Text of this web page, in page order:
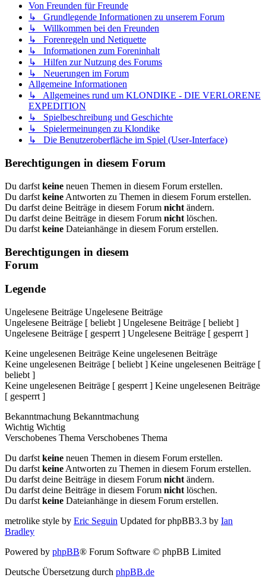
Von Freunden für Freunde
↳ Grundlegende Informationen zu unserem Forum
↳ Willkommen bei den Freunden
↳ Forenregeln und Netiquette
↳ Informationen zum Foreninhalt
↳ Hilfen zur Nutzung des Forums
↳ Neuerungen im Forum
Allgemeine Informationen
↳ Allgemeines rund um KLONDIKE - DIE VERLORENE
EXPEDITION
↳ Spielbeschreibung und Geschichte
↳ Spielermeinungen zu Klondike
↳ Die Benutzeroberfläche im Spiel (User-Interface)
Berechtigungen in diesem Forum
Du darfst keine neuen Themen in diesem Forum erstellen.
Du darfst keine Antworten zu Themen in diesem Forum erstellen.
Du darfst deine Beiträge in diesem Forum nicht ändern.
Du darfst deine Beiträge in diesem Forum nicht löschen.
Du darfst keine Dateianhänge in diesem Forum erstellen.
Berechtigungen in diesem
Forum
Legende
Ungelesene Beiträge Ungelesene Beiträge
Ungelesene Beiträge [ beliebt ] Ungelesene Beiträge [ beliebt ]
Ungelesene Beiträge [ gesperrt ] Ungelesene Beiträge [ gesperrt ]
Keine ungelesenen Beiträge Keine ungelesenen Beiträge
Keine ungelesenen Beiträge [ beliebt ] Keine ungelesenen Beiträge [
beliebt ]
Keine ungelesenen Beiträge [ gesperrt ] Keine ungelesenen Beiträge
[ gesperrt ]
Bekanntmachung Bekanntmachung
Wichtig Wichtig
Verschobenes Thema Verschobenes Thema
Du darfst keine neuen Themen in diesem Forum erstellen.
Du darfst keine Antworten zu Themen in diesem Forum erstellen.
Du darfst deine Beiträge in diesem Forum nicht ändern.
Du darfst deine Beiträge in diesem Forum nicht löschen.
Du darfst keine Dateianhänge in diesem Forum erstellen.
metrolike style by Eric Seguin Updated for phpBB3.3 by Ian
Bradley
Powered by phpBB® Forum Software © phpBB Limited
Deutsche Übersetzung durch phpBB.de